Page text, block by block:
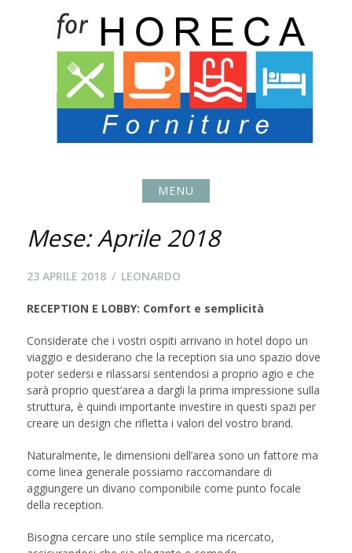
MENU
Mese:Aprile 2018
23 APRILE 201820
2018
LEONARDO
RECEPTION E LOBBY: Comfort e semplicità
Considerate che i vostri ospiti arrivano in hotel dopo un
viaggio e desiderano che la reception sia uno spazio dove
poter sedersi e rilassarsi sentendosi a proprio agio e che
sarà proprio quest’area a dargli la prima impressione sulla
struttura, è quindi importante investire in questi spazi per
creare un design che rifletta i valori del vostro brand.
Naturalmente, le dimensioni dell’area sono un fattore ma
come linea generale possiamo raccomandare di
aggiungere un divano componibile come punto focale
della reception.
Bisogna cercare uno stile semplice ma ricercato,